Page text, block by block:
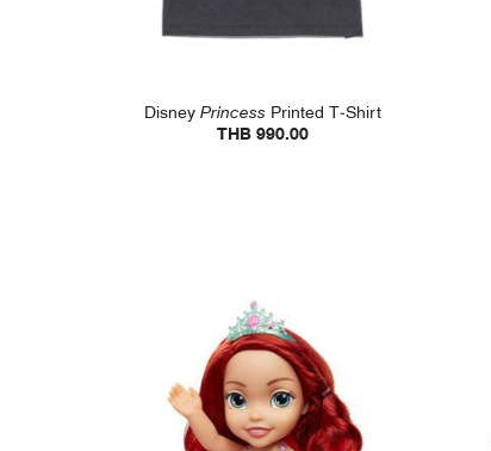
DisneyPrincess Printed T-Shirt
THB 990.00